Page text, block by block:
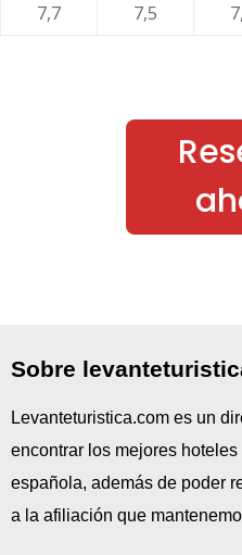
7,7
7,5
Sobre
Levanteturistica.com es un
encontrar los mejores
española, además de poder
a la afiliación que